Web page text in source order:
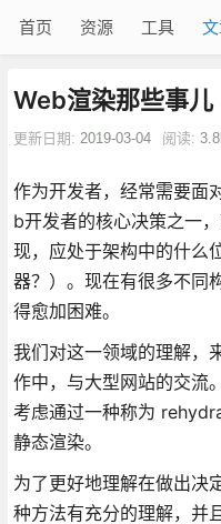
首页 资源 工具
Web渲染那些事儿
更新日期: 2019-03-04 阅读:
作为开发者，经常需要面
b开发者的核心决策之一
现，应处于架构中的什么
器？）。现在有很多不同
得愈加困难。
我们对这一领域的理解，
作中，与大型网站的交流
考虑通过一种称为
静态渲染。
为了更好地理解在做出决
种方法有充分的理解，并